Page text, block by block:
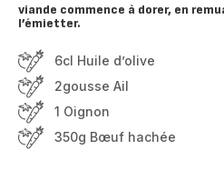
viande commence à dorer, en
l’émietter.
6cl Huile d’olive
2gousse Ail
1 Oignon
350g Bœuf hachée